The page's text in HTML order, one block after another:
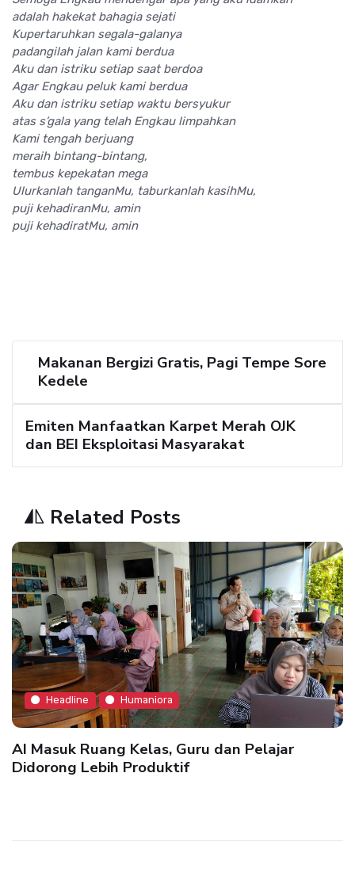
adalah hakekat bahagia sejati
Kupertaruhkan segala-galanya
padangilah jalan kami berdua
Aku dan istriku setiap saat berdoa
Agar Engkau peluk kami berdua
Aku dan istriku setiap waktu bersyukur
atas s’gala yang telah Engkau limpahkan
Kami tengah berjuang
meraih bintang-bintang,
tembus kepekatan mega
Ulurkanlah tanganMu, taburkanlah kasihMu,
puji kehadiranMu, amin
puji kehadiratMu, amin
Makanan Bergizi Gratis, Pagi Tempe Sore
Kedele
Emiten Manfaatkan Karpet Merah OJK
dan BEI Eksploitasi Masyarakat
Related Posts
Headline Humaniora
AI Masuk Ruang Kelas, Guru dan Pelajar
Didorong Lebih Produktif